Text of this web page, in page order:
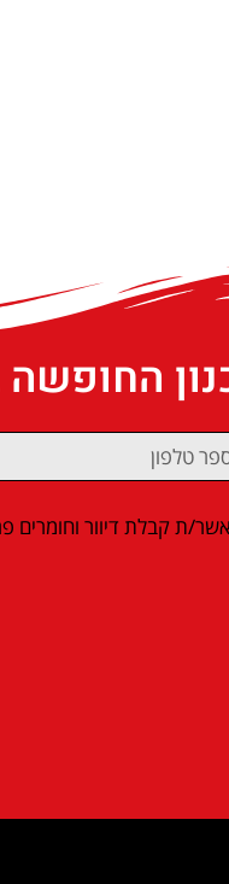
ת קבלת דיוור וחומרים